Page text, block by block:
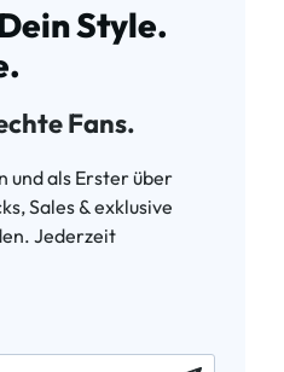
Style.
Fans.
und als Erster über
Sales & exklusive
Jederzeit